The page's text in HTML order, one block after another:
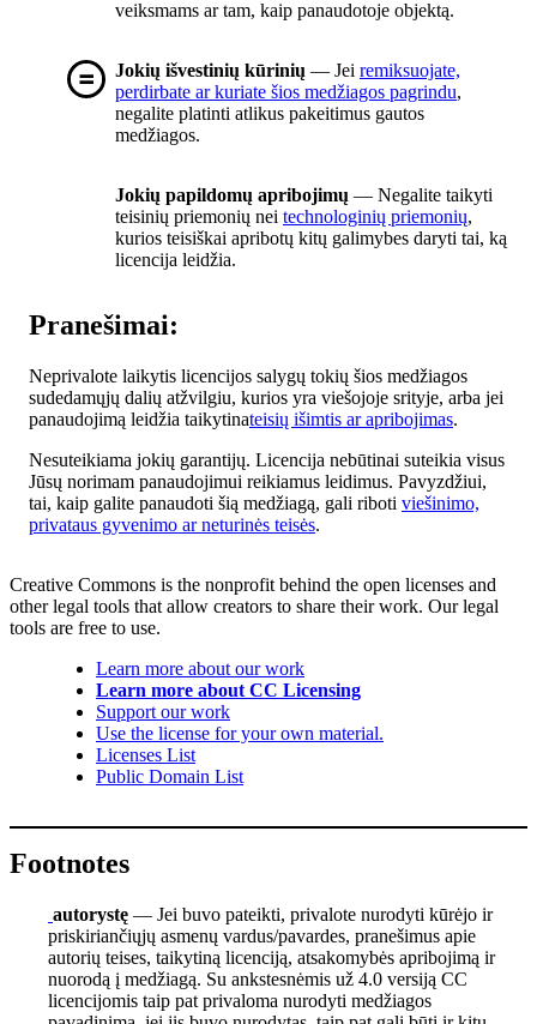
veiksmams ar tam, kaip panaudotoje objektą.
Jokių išvestinių kūrinių — Jei remiksuojate,
perdirbate ar kuriate šios medžiagos pagrindu,
negalite platinti atlikus pakeitimus gautos
medžiagos.
Jokių papildomų apribojimų — Negalite taikyti
teisinių priemonių nei technologinių priemonių,
kurios teisiškai apribotų kitų galimybes daryti tai, ką
licencija leidžia.
Pranešimai:
Neprivalote laikytis licencijos salygų tokių šios medžiagos
sudedamųjų dalių atžvilgiu, kurios yra viešojoje srityje, arba jei
panaudojimą leidžia taikytinateisių išimtis ar apribojimas.
Nesuteikiama jokių garantijų. Licencija nebūtinai suteikia visus
Jūsų norimam panaudojimui reikiamus leidimus. Pavyzdžiui,
tai, kaip galite panaudoti šią medžiagą, gali riboti viešinimo,
privataus gyvenimo ar neturinės teisės.
Creative Commons is the nonprofit behind the open licenses and
other legal tools that allow creators to share their work. Our legal
tools are free to use.
Learn more about our work
Learn more about CC Licensing
Support our work
Use the license for your own material.
Licenses List
Public Domain List
Footnotes
autorystę — Jei buvo pateikti, privalote nurodyti kūrėjo ir
priskiriančiųjų asmenų vardus/pavardes, pranešimus apie
autorių teises, taikytiną licenciją, atsakomybės apribojimą ir
nuorodą į medžiagą. Su ankstesnėmis už 4.0 versiją CC
licencijomis taip pat privaloma nurodyti medžiagos